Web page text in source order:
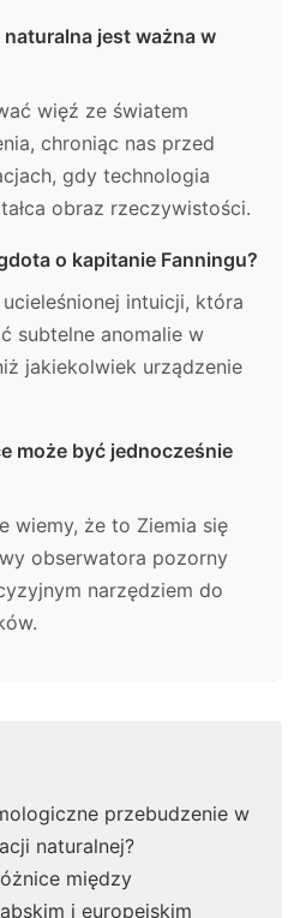
jest ważna w
więź ze światem
chroniąc nas przed
gdy technologia
obraz rzeczywistości.
o kapitanie Fanningu?
intuicji, która
subtelne anomalie w
jakiekolwiek urządzenie
może być jednocześnie
wiemy, że to Ziemia się
obserwatora pozorny
narzędziem do
przebudzenie w
naturalnej?
między
i europejskim